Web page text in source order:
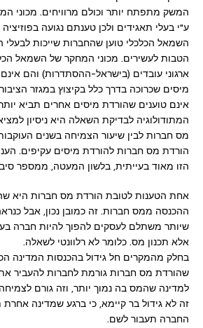
המשק מתפתח יותר וכולם מרוויחים. מכוני
ע"י בעלי תאגידים ולכן טענתם נגועה
השמאל הכלכלי טוען שהחברות שייכות לבעלי
הטבות לעשירים. מכוני המחקר של השמאל
ארגוני עובדים (בישראל-ההסתדרות) והם אינם
מיסים שכרוכה בדרך כלל בקיצוץ במגזר
אינם טוענים שהורדת מיסים אחרים תביא
המתודולוגיה לבדיקת השאלה היא ניסיון
מס חברות לבין שיעור הצמיחה בשנים
הורדת מס חברות להורדת מיסים עקיפים.
הזו מאוד בעייתית,בלשון המעטה, ממספר
אחת הטענות לטובת הורדת מס חברות היא
ההכנסה ממס חברות. זה כמובן נכון, אבל
שיותר משתלם לעסקים להפוך להיות חברה
אלא תכנון מס. כלומר לא רלוונטי לשאלה.
בחלק מהמקרים חל גידול בהכנסות המדינה
שהורדת מס חברות גורמת לחברות להעביר
למדינה שהמס בה נמוך יותר, וזה גורם
זה לא גידול בר קיימא, כי ברגע שמדינה
החברה תעבור לשם.